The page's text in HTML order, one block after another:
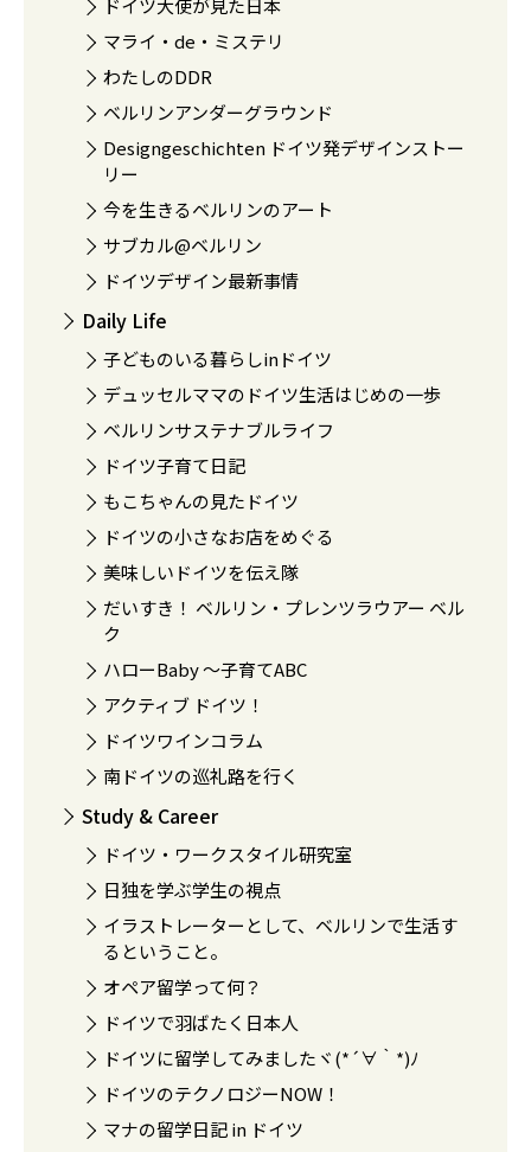
マライ・de・ミステリ
わたしのDDR
ベルリンアンダーグラウンド
Designgeschichten ドイツ発デザインストー
リー
今を生きるベルリンのアート
サブカル@ベルリン
ドイツデザイン最新事情
Daily Life
子どものいる暮らしinドイツ
デュッセルママのドイツ生活はじめの一歩
ベルリンサステナブルライフ
ドイツ子育て日記
もこちゃんの見たドイツ
ドイツの小さなお店をめぐる
美味しいドイツを伝え隊
だいすき！ ベルリン・プレンツラウアー ベル
ク
ハローBaby 〜子育てABC
アクティブ ドイツ！
ドイツワインコラム
南ドイツの巡礼路を行く
Study & Career
ドイツ・ワークスタイル研究室
日独を学ぶ学生の視点
イラストレーターとして、ベルリンで生活す
るということ。
オペア留学って何？
ドイツで羽ばたく日本人
ドイツに留学してみましたヾ(*´∀｀*)ﾉ
ドイツのテクノロジーNOW！
マナの留学日記 in ドイツ